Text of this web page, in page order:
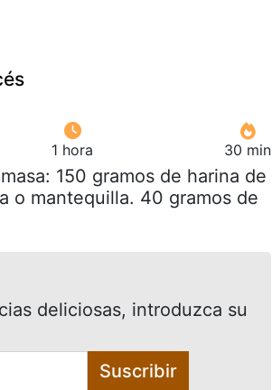
1 hora 30 min
150 gramos de harina de
o mantequilla. 40 gramos de
deliciosas, introduzca su
Suscribir